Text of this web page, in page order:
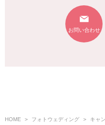
お問い合わせ
HOME フォトウェディング キャ